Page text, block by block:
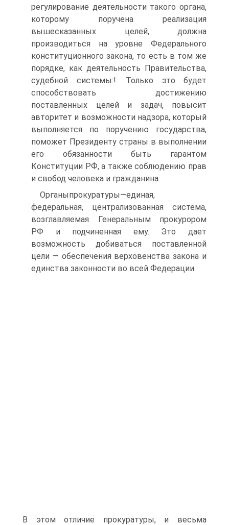
регулирование деятельности такого органа,
которому поручена реализация
вышесказанных целей, должна
производиться на уровне Федерального
конституционного закона, то есть в том же
порядке, как деятельность Правительства,
судебной системы:!. Только это будет
способствовать достижению
поставленных целей и задач, повысит
авторитет и возможности надзора, который
выполняется по поручению государства,
поможет Президенту страны в выполнении
его обязанности быть гарантом
Конституции РФ, а также соблюдению прав
и свобод человека и гражданина.
Органыпрокуратуры—единая,
федеральная, централизованная система,
возглавляемая Генеральным прокурором
РФ и подчиненная ему. Это дает
возможность добиваться поставленной
цели — обеспечения верховенства закона и
единства законности во всей Федерации.
В этом отличие прокуратуры, и весьма